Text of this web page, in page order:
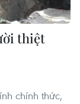
thiệt
chính thức,